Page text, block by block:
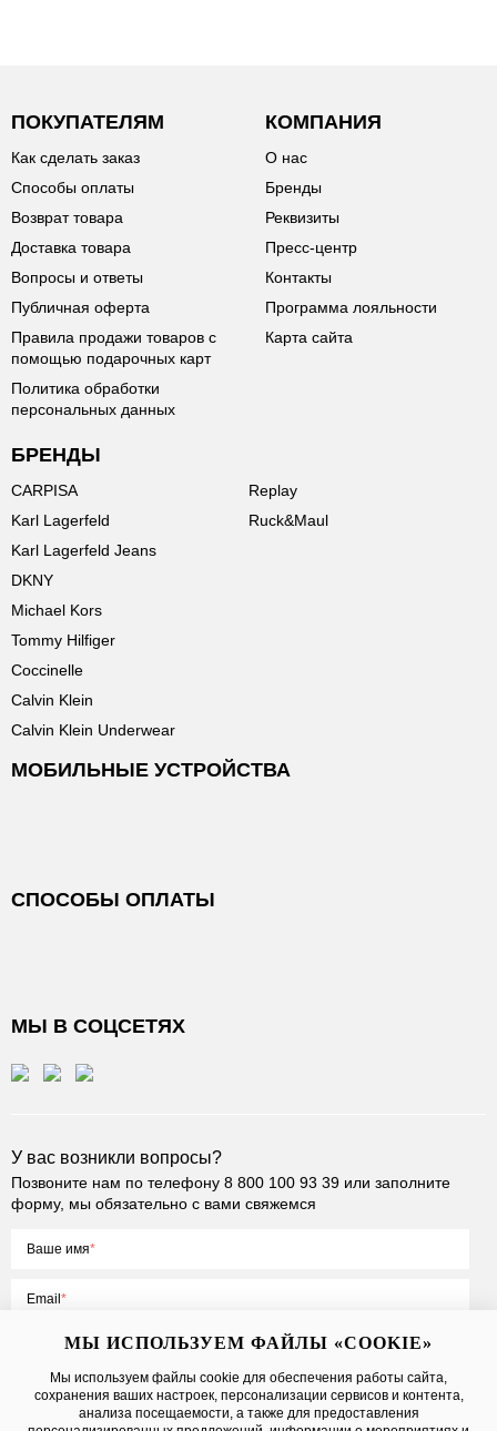
ПОКУПАТЕЛЯМ
Как сделать заказ
Способы оплаты
Возврат товара
Доставка товара
Вопросы и ответы
Публичная оферта
Правила продажи товаров с
помощью подарочных карт
Политика обработки
персональных данных
КОМПАНИЯ
О нас
Бренды
Реквизиты
Пресс-центр
Контакты
Программа лояльности
Карта сайта
БРЕНДЫ
CARPISA
Karl Lagerfeld
Karl Lagerfeld Jeans
DKNY
Michael Kors
Tommy Hilfiger
Coccinelle
Calvin Klein
Calvin Klein Underwear
Replay
Ruck&Maul
МОБИЛЬНЫЕ УСТРОЙСТВА
СПОСОБЫ ОПЛАТЫ
МЫ В СОЦСЕТЯХ
У вас возникли вопросы?
Позвоните нам по телефону 8 800 100 93 39 или заполните
форму, мы обязательно с вами свяжемся
Ваше имя
Email
Нажимая на кнопку «Отправить», вы принимаете условияПубличной
оферты, даетесогласие на обработку персональных данных
МЫ ИСПОЛЬЗУЕМ ФАЙЛЫ «COOKIE»
Мы используем файлы cookie для обеспечения работы сайта,
сохранения ваших настроек, персонализации сервисов и контента,
анализа посещаемости, а также для предоставления